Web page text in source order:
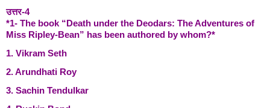
उत्तर-4
*1- The book “Death under the Deodars: The Adventures of
Miss Ripley-Bean” has been authored by whom?*
1. Vikram Seth
2. Arundhati Roy
3. Sachin Tendulkar